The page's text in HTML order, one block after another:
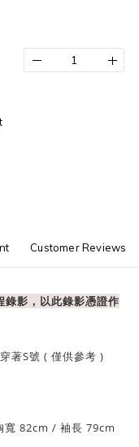
Customer Reviews
影，以此錄影憑證作
著S號 ( 僅供參考 )
寬 82cm / 袖長 79cm